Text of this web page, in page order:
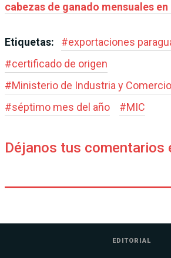
cabezas de ganado mensuales
Etiquetas: #exportaciones
#certificado de origen
#Ministerio de Industria y Comercio
#séptimo mes del año #MIC
Déjanos tus comentarios
EDITORIAL